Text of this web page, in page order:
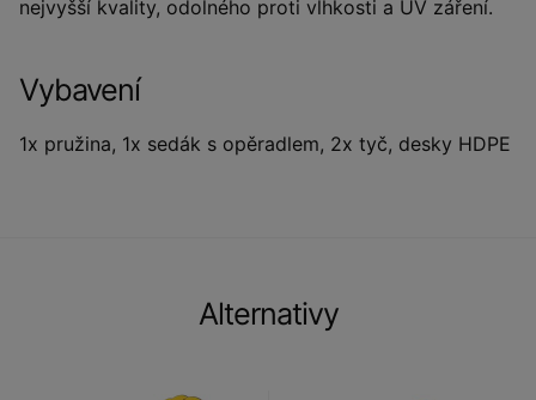
nejvyšší kvality, odolného proti vlhkosti a UV záření.
Vybavení
1x pružina, 1x sedák s opěradlem, 2x tyč, desky HDPE
Alternativy